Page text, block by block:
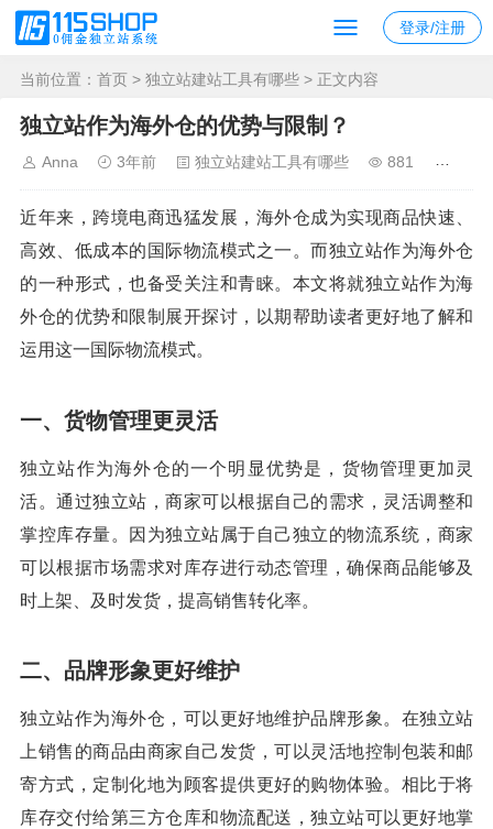
登录/注册
当前位置： 首页 > 独立站建站工具有哪些 > 正文内容
独立站作为海外仓的优势与限制？
Anna 3年前 独立站建站工具有哪些 881
近年来，跨境电商迅猛发展，海外仓成为实现商品快速、
高效、低成本的国际物流模式之一。而独立站作为海外仓
的一种形式，也备受关注和青睐。本文将就独立站作为海
外仓的优势和限制展开探讨，以期帮助读者更好地了解和
运用这一国际物流模式。
一、货物管理更灵活
独立站作为海外仓的一个明显优势是，货物管理更加灵
活。通过独立站，商家可以根据自己的需求，灵活调整和
掌控库存量。因为独立站属于自己独立的物流系统，商家
可以根据市场需求对库存进行动态管理，确保商品能够及
时上架、及时发货，提高销售转化率。
二、品牌形象更好维护
独立站作为海外仓，可以更好地维护品牌形象。在独立站
上销售的商品由商家自己发货，可以灵活地控制包装和邮
寄方式，定制化地为顾客提供更好的购物体验。相比于将
库存交付给第三方仓库和物流配送，独立站可以更好地掌